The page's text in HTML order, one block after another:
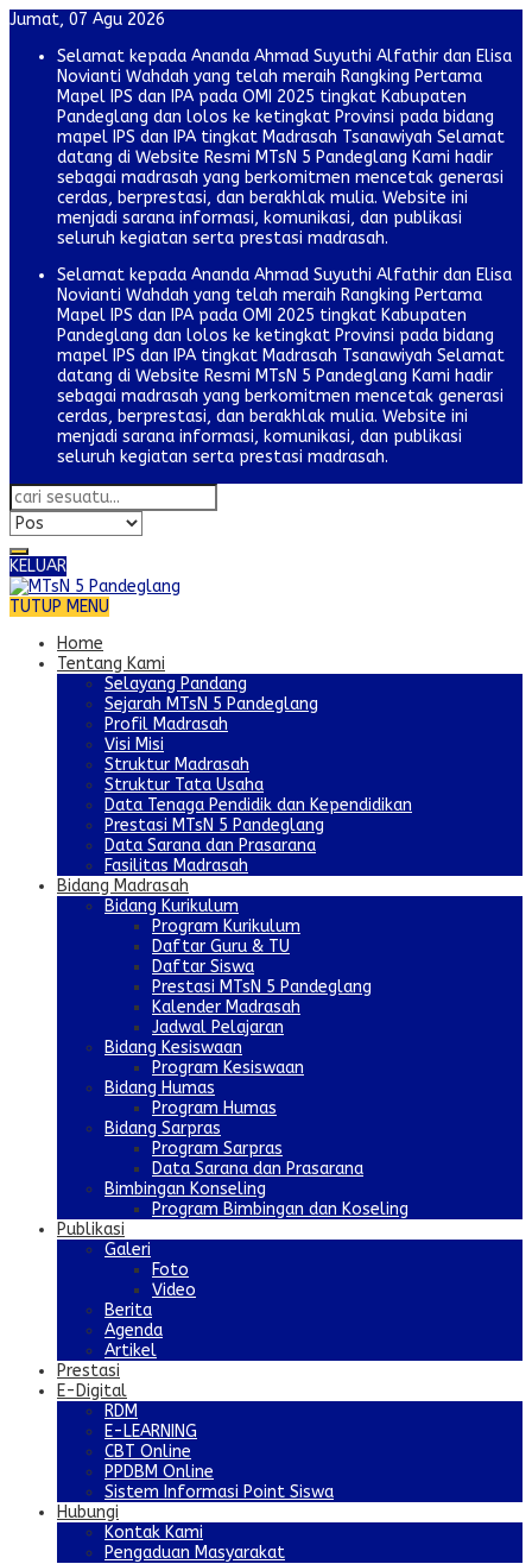
Jumat, 07 Agu 2026
Selamat kepada Ananda Ahmad Suyuthi Alfathir dan Elisa
Novianti Wahdah yang telah meraih Rangking Pertama
Mapel IPS dan IPA pada OMI 2025 tingkat Kabupaten
Pandeglang dan lolos ke ketingkat Provinsi pada bidang
mapel IPS dan IPA tingkat Madrasah Tsanawiyah Selamat
datang di Website Resmi MTsN 5 Pandeglang Kami hadir
sebagai madrasah yang berkomitmen mencetak generasi
cerdas, berprestasi, dan berakhlak mulia. Website ini
menjadi sarana informasi, komunikasi, dan publikasi
seluruh kegiatan serta prestasi madrasah.
Selamat kepada Ananda Ahmad Suyuthi Alfathir dan Elisa
Novianti Wahdah yang telah meraih Rangking Pertama
Mapel IPS dan IPA pada OMI 2025 tingkat Kabupaten
Pandeglang dan lolos ke ketingkat Provinsi pada bidang
mapel IPS dan IPA tingkat Madrasah Tsanawiyah Selamat
datang di Website Resmi MTsN 5 Pandeglang Kami hadir
sebagai madrasah yang berkomitmen mencetak generasi
cerdas, berprestasi, dan berakhlak mulia. Website ini
menjadi sarana informasi, komunikasi, dan publikasi
seluruh kegiatan serta prestasi madrasah.
KELUAR
TUTUP MENU
Home
Tentang Kami
Selayang Pandang
Sejarah MTsN 5 Pandeglang
Profil Madrasah
Visi Misi
Struktur Madrasah
Struktur Tata Usaha
Data Tenaga Pendidik dan Kependidikan
Prestasi MTsN 5 Pandeglang
Data Sarana dan Prasarana
Fasilitas Madrasah
Bidang Madrasah
Bidang Kurikulum
Program Kurikulum
Daftar Guru & TU
Daftar Siswa
Prestasi MTsN 5 Pandeglang
Kalender Madrasah
Jadwal Pelajaran
Bidang Kesiswaan
Program Kesiswaan
Bidang Humas
Program Humas
Bidang Sarpras
Program Sarpras
Data Sarana dan Prasarana
Bimbingan Konseling
Program Bimbingan dan Koseling
Publikasi
Galeri
Foto
Video
Berita
Agenda
Artikel
Prestasi
E-Digital
RDM
E-LEARNING
CBT Online
PPDBM Online
Sistem Informasi Point Siswa
Hubungi
Kontak Kami
Pengaduan Masyarakat